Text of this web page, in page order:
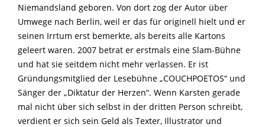
Niemandsland geboren. Von dort zog der Autor über
Umwege nach Berlin, weil er das für originell hielt und er
seinen Irrtum erst bemerkte, als bereits alle Kartons
geleert waren. 2007 betrat er erstmals eine Slam-Bühne
und hat sie seitdem nicht mehr verlassen. Er ist
Gründungsmitglied der Lesebühne „COUCHPOETOS“ und
Sänger der „Diktatur der Herzen“. Wenn Karsten gerade
mal nicht über sich selbst in der dritten Person schreibt,
verdient er sich sein Geld als Texter, Illustrator und